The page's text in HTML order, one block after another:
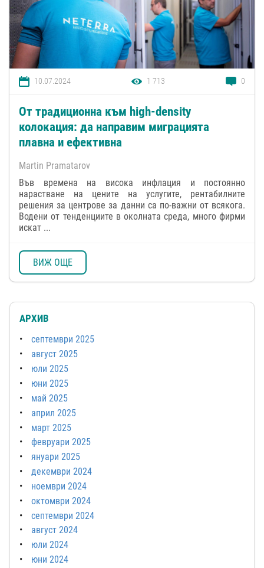
10.07.2024 1 713 0
От традиционнa към high-density
колокация: да направим миграцията
плавна и ефективна
Martin Pramatarov
Във времена на висока инфлация и постоянно
нарастване на цените на услугите, рентабилните
решения за центрове за данни са по-важни от всякога.
Водени от тенденциите в околната среда, много фирми
искат ...
ВИЖ ОЩЕ
АРХИВ
септември 2025
август 2025
юли 2025
юни 2025
май 2025
април 2025
март 2025
февруари 2025
януари 2025
декември 2024
ноември 2024
октомври 2024
септември 2024
август 2024
юли 2024
юни 2024